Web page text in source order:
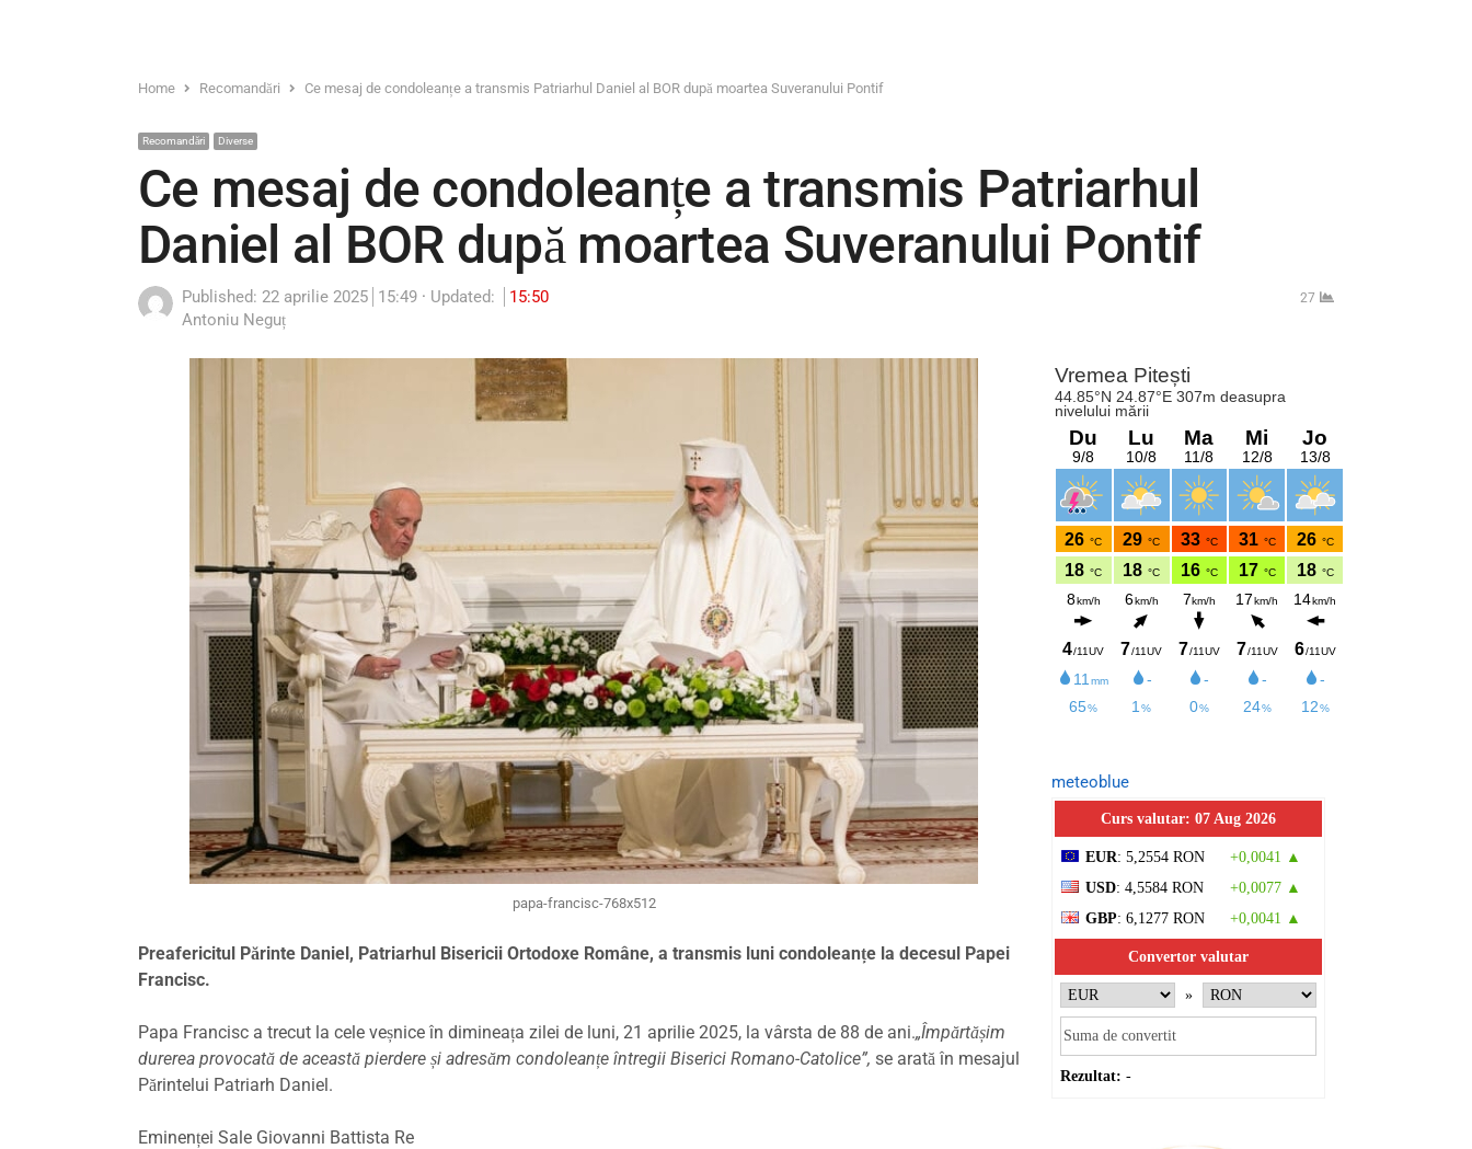
Home Recomandări Ce mesaj de condoleanțe a transmis Patriarhul Daniel al BOR după moartea Suveranului Pontif
Recomandări Diverse
Ce mesaj de condoleanțe a transmis Patriarhul
Daniel al BOR după moartea Suveranului Pontif
Published: 22 aprilie 2025 15:49 Updated:
15:50
Author
Antoniu Neguț
27
papa-francisc-768x512
Preafericitul Părinte Daniel, Patriarhul Bisericii Ortodoxe Române, a transmis luni condoleanțe la decesul Papei
Francisc.
Papa Francisc a trecut la cele veșnice în dimineața zilei de luni, 21 aprilie 2025, la vârsta de 88 de ani.„Împărtășim
durerea provocată de această pierdere și adresăm condoleanțe întregii Biserici Romano-Catolice”, se arată în mesajul
Părintelui Patriarh Daniel.
Eminenței Sale Giovanni Battista Re
meteoblue
Curs valutar: 07 Aug 2026
EUR: 5,2554 RON
+0,0041 ▲
USD: 4,5584 RON
+0,0077 ▲
GBP: 6,1277 RON +0,0041 ▲
Convertor valutar
»
Rezultat: -